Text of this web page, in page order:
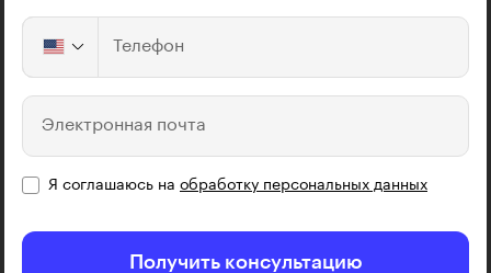
Телефон
Электронная почта
Я соглашаюсь на обработку персональных данных
Получить консультацию